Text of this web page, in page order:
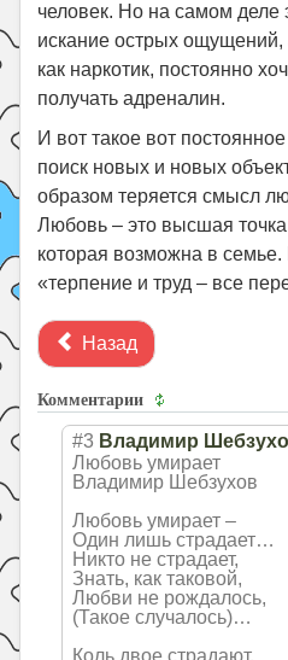
человек. Но на самом деле
искание острых
как наркотик, постоянно
получать адреналин.
И вот такое вот
поиск новых и новых
образом теряется смысл
Любовь – это высшая точка
которая возможна в семье.
«терпение и труд – все
Назад
Комментарии
#3 Владимир
Любовь умирает
Владимир Шебзухов
Любовь умирает –
Один лишь страдает…
Никто не страдает,
Знать, как таковой,
Любви не рождалось,
(Такое случалось)…
Коль двое страдают,